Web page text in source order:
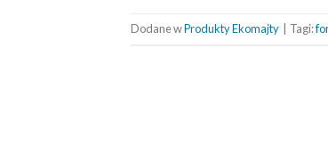
Dodane wProdukty Ekomajty Tagi: